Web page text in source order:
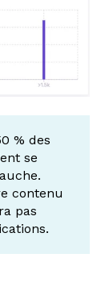
% des
se
contenu
pas